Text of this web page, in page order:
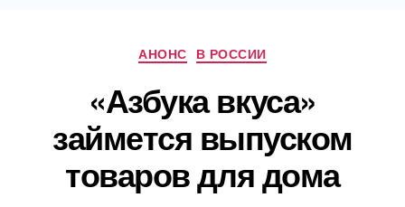
Рубрики
АНОНС В РОССИИ
«Азбука вкуса»
займется выпуском
товаров для дома